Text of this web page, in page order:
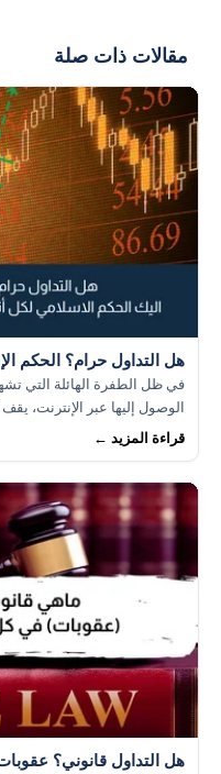
يمكن أن يكون مناسبًا
مقالات ذات صلة
هل التداول حرام؟ الحكم
في ظل الطفرة الهائلة التي
الوصول إليها عبر الإنترنت،
قراءة المزيد ←
هل التداول قانوني؟